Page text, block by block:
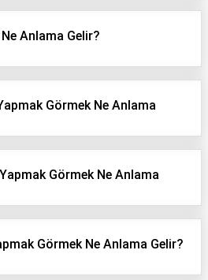
Anlama Gelir?
Görmek Ne Anlama
Görmek Ne Anlama
Görmek Ne Anlama Gelir?